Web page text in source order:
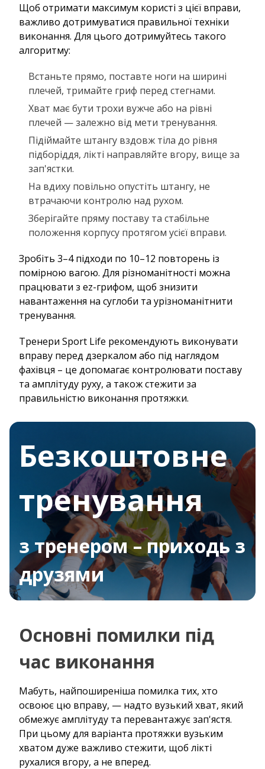
Щоб отримати максимум користі з цієї вправи,
важливо дотримуватися правильної техніки
виконання. Для цього дотримуйтесь такого
алгоритму:
Встаньте прямо, поставте ноги на ширині
плечей, тримайте гриф перед стегнами.
Хват має бути трохи вужче або на рівні
плечей — залежно від мети тренування.
Підіймайте штангу вздовж тіла до рівня
підборіддя, лікті направляйте вгору, вище за
зап'ястки.
На вдиху повільно опустіть штангу, не
втрачаючи контролю над рухом.
Зберігайте пряму поставу та стабільне
положення корпусу протягом усієї вправи.
Зробіть 3–4 підходи по 10–12 повторень із
помірною вагою. Для різноманітності можна
працювати з ez-грифом, щоб знизити
навантаження на суглоби та урізноманітнити
тренування.
Тренери Sport Life рекомендують виконувати
вправу перед дзеркалом або під наглядом
фахівця – це допомагає контролювати поставу
та амплітуду руху, а також стежити за
правильністю виконання протяжки.
Безкоштовне
тренування
з тренером – приходь з
друзями
Основні помилки під
час виконання
Мабуть, найпоширеніша помилка тих, хто
освоює цю вправу, — надто вузький хват, який
обмежує амплітуду та перевантажує зап'ястя.
При цьому для варіанта протяжки вузьким
хватом дуже важливо стежити, щоб лікті
рухалися вгору, а не вперед.